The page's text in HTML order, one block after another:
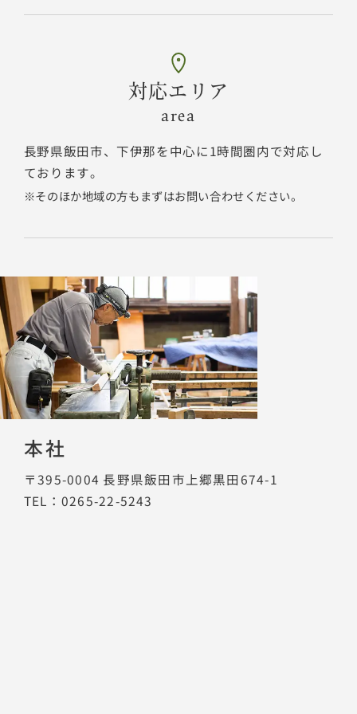
対応エリア
area
長野県飯田市、下伊那を中心に1時間圏内で対応し
ております。
そのほか地域の方もまずはお問い合わせください。
本社
〒395-0004 長野県飯田市上郷黒田674-1
TEL：0265-22-5243